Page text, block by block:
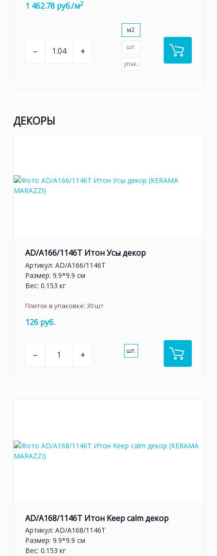
1 462.78 руб./м2
– +
м2
шт.
упак.
ДЕКОРЫ
AD/A166/1146T Итон Усы декор
Артикул: AD/A166/1146T
Размер: 9.9*9.9 см
Вес: 0.153 кг
Плиток в упаковке: 30шт
126 руб.
– + шт.
AD/A168/1146T Итон Keep calm декор
Артикул: AD/A168/1146T
Размер: 9.9*9.9 см
Вес: 0.153 кг